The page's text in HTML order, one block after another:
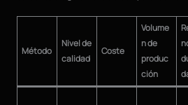
Método
Nivel de
calidad
Coste
Volume
n de
produc
ción